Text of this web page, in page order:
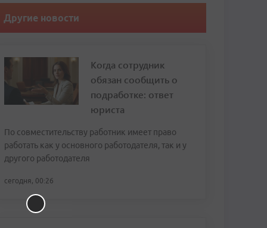
Другие новости
Когда сотрудник
обязан сообщить о
подработке: ответ
юриста
По совместительству работник имеет право
работать как у основного работодателя, так и у
другого работодателя
сегодня, 00:26